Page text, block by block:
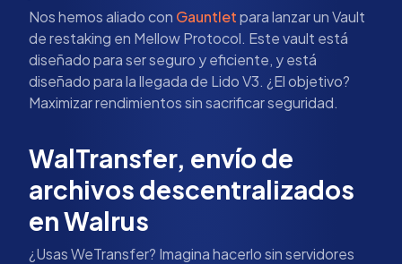
Nos hemos aliado con Gauntletpara lanzar un Vault
de restaking en Mellow Protocol. Este vault está
diseñado para ser seguro y eficiente, y está
diseñado para la llegada de Lido V3. ¿El objetivo?
Maximizar rendimientos sin sacrificar seguridad.
WalTransfer, envío de
archivos descentralizados
en Walrus
¿Usas WeTransfer? Imagina hacerlo sin servidores